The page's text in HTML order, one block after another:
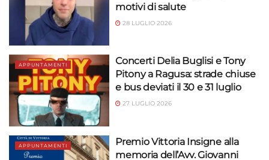
motivi di salute
28 LUGLIO 2026
APPUNTAMENTI
Concerti Delia Buglisi e Tony
Pitony a Ragusa: strade chiuse
e bus deviati il 30 e 31 luglio
27 LUGLIO 2026
APPUNTAMENTI
Premio Vittoria Insigne alla
memoria dell’Avv. Giovanni